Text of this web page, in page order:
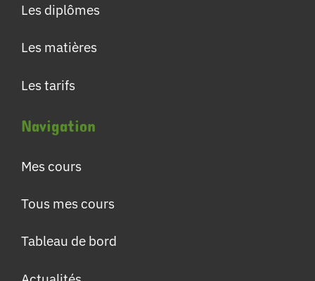
Les diplômes
Les matières
Les tarifs
Navigation
Mes cours
Tous mes cours
Tableau de bord